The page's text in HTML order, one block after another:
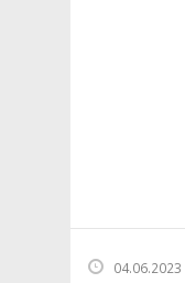
04.06.2023